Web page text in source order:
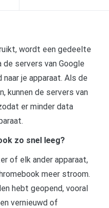
wordt een gedeelte
servers van Google
je apparaat. Als de
kunnen de servers van
er minder data
zo snel leeg?
of elk ander apparaat,
meer stroom.
hebt geopend, vooral
vernieuwd of